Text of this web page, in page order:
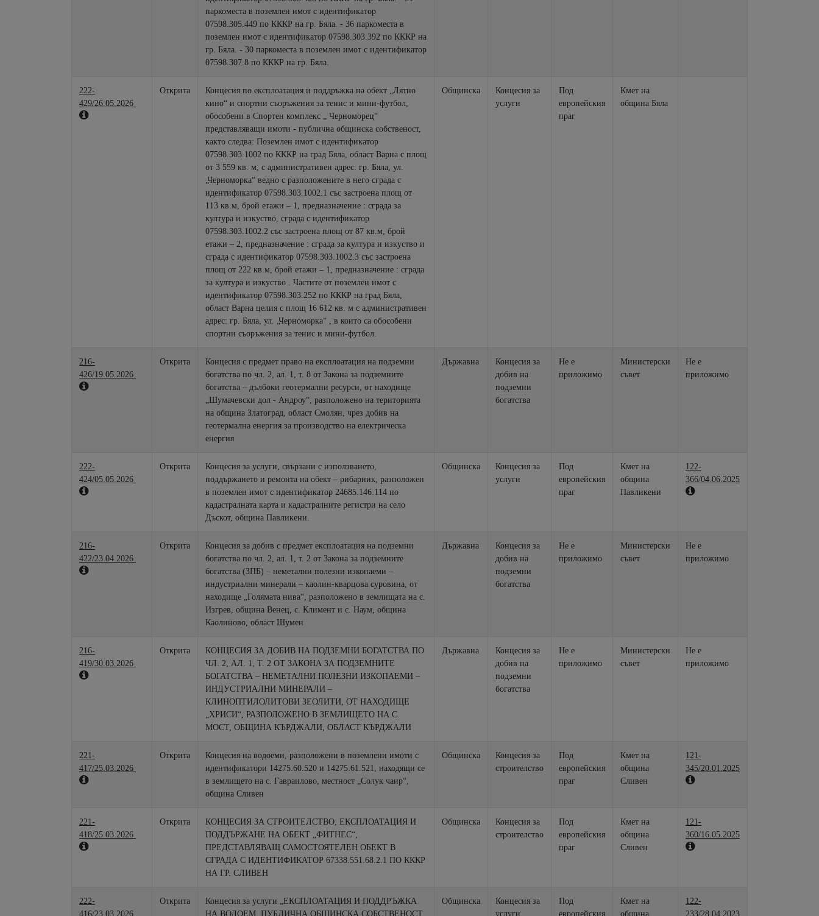
паркоместа в поземлен имот с идентификатор
07598.305.449 по КККР на гр. Бяла. - 36 паркоместа в
поземлен имот с идентификатор 07598.303.392 по КККР на
гр. Бяла. - 30 паркоместа в поземлен имот с идентификатор
07598.307.8 по КККР на гр. Бяла.
222-
429/26.05.2026
Открита
Концесия по експлоатация и поддръжка на обект „Лятно
кино“ и спортни съоръжения за тенис и мини-футбол,
обособени в Спортен комплекс „ Черноморец“
представляващи имоти - публична общинска собственост,
както следва: Поземлен имот с идентификатор
07598.303.1002 по КККР на град Бяла, област Варна с площ
от 3 559 кв. м, с административен адрес: гр. Бяла, ул.
„Черноморка“ ведно с разположените в него сграда с
идентификатор 07598.303.1002.1 със застроена площ от
113 кв.м, брой етажи – 1, предназначение : сграда за
култура и изкуство, сграда с идентификатор
07598.303.1002.2 със застроена площ от 87 кв.м, брой
етажи – 2, предназначение : сграда за култура и изкуство и
сграда с идентификатор 07598.303.1002.3 със застроена
площ от 222 кв.м, брой етажи – 1, предназначение : сграда
за култура и изкуство . Частите от поземлен имот с
идентификатор 07598.303.252 по КККР на град Бяла,
област Варна целия с площ 16 612 кв. м с административен
адрес: гр. Бяла, ул. „Черноморка“ , в които са обособени
спортни съоръжения за тенис и мини-футбол.
Общинска
Концесия за
услуги
Под
европейския
праг
Кмет на
община Бяла
216-
426/19.05.2026
Открита
Концесия с предмет право на експлоатация на подземни
богатства по чл. 2, ал. 1, т. 8 от Закона за подземните
богатства – дълбоки геотермални ресурси, от находище
„Шумачевски дол - Андроу“, разположено на територията
на община Златоград, област Смолян, чрез добив на
геотермална енергия за производство на електрическа
енергия
Държавна
Концесия за
добив на
подземни
богатства
Не е
приложимо
Министерски
съвет
Не е
приложимо
222-
424/05.05.2026
Открита
Концесия за услуги, свързани с използването,
поддържането и ремонта на обект – рибарник, разположен
в поземлен имот с идентификатор 24685.146.114 по
кадастралната карта и кадастралните регистри на село
Дъскот, община Павликени.
Общинска
Концесия за
услуги
Под
европейския
праг
Кмет на
община
Павликени
122-
366/04.06.2025
216-
422/23.04.2026
Открита
Концесия за добив с предмет експлоатация на подземни
богатства по чл. 2, ал. 1, т. 2 от Закона за подземните
богатства (ЗПБ) – неметални полезни изкопаеми –
индустриални минерали – каолин-кварцова суровина, от
находище „Голямата нива“, разположено в землищата на с.
Изгрев, община Венец, с. Климент и с. Наум, община
Каолиново, област Шумен
Държавна
Концесия за
добив на
подземни
богатства
Не е
приложимо
Министерски
съвет
Не е
приложимо
216-
419/30.03.2026
Открита
КОНЦЕСИЯ ЗА ДОБИВ НА ПОДЗЕМНИ БОГАТСТВА ПО
ЧЛ. 2, АЛ. 1, Т. 2 ОТ ЗАКОНА ЗА ПОДЗЕМНИТЕ
БОГАТСТВА – НЕМЕТАЛНИ ПОЛЕЗНИ ИЗКОПАЕМИ –
ИНДУСТРИАЛНИ МИНЕРАЛИ –
КЛИНОПТИЛОЛИТОВИ ЗЕОЛИТИ, ОТ НАХОДИЩЕ
„ХРИСИ“, РАЗПОЛОЖЕНО В ЗЕМЛИЩЕТО НА С.
МОСТ, ОБЩИНА КЪРДЖАЛИ, ОБЛАСТ КЪРДЖАЛИ
Държавна
Концесия за
добив на
подземни
богатства
Не е
приложимо
Министерски
съвет
Не е
приложимо
221-
417/25.03.2026
Открита
Концесия на водоеми, разположени в поземлени имоти с
идентификатори 14275.60.520 и 14275.61.521, находящи се
в землището на с. Гавраилово, местност „Солук чаир“,
община Сливен
Общинска
Концесия за
строителство
Под
европейския
праг
Кмет на
община
Сливен
121-
345/20.01.2025
221-
418/25.03.2026
Открита
КОНЦЕСИЯ ЗА СТРОИТЕЛСТВО, ЕКСПЛОАТАЦИЯ И
ПОДДЪРЖАНЕ НА ОБЕКТ „ФИТНЕС“,
ПРЕДСТАВЛЯВАЩ САМОСТОЯТЕЛЕН ОБЕКТ В
СГРАДА С ИДЕНТИФИКАТОР 67338.551.68.2.1 ПО КККР
НА ГР. СЛИВЕН
Общинска
Концесия за
строителство
Под
европейския
праг
Кмет на
община
Сливен
121-
360/16.05.2025
222-
416/23.03.2026
Открита
Концесия за услуги „ЕКСПЛОАТАЦИЯ И ПОДДРЪЖКА
НА ВОДОЕМ, ПУБЛИЧНА ОБЩИНСКА СОБСТВЕНОСТ,
Общинска
Концесия за
услуги
Под
европейския
Кмет на
община
122-
233/28.04.2023